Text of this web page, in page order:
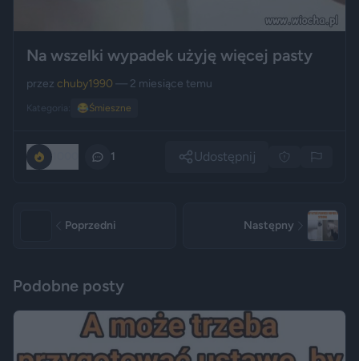
Na wszelki wypadek użyję więcej pasty
przez chuby1990 — 2 miesiące temu
Kategoria: 😂Śmieszne
1 Udostępnij
Poprzedni Następny
Podobne posty